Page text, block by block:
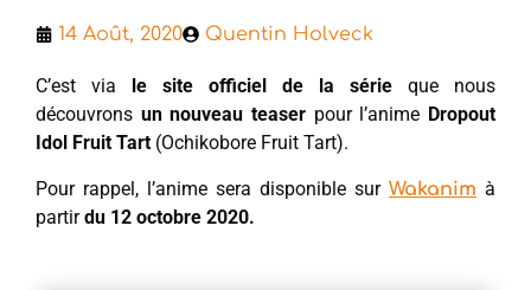
14 Août, 2020 Quentin Holveck
C’est via le site officiel de la série que nous
découvrons un nouveau teaser pour l’anime Dropout
Idol Fruit Tart (Ochikobore Fruit Tart).
Pour rappel, l’anime sera disponible sur Wakanim à
partirdu 12 octobre 2020.